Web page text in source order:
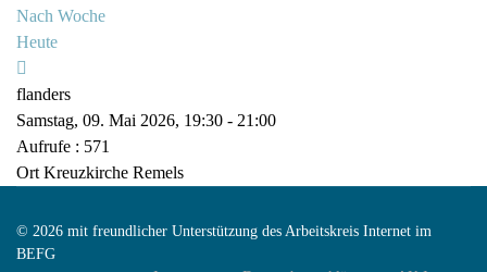
Nach Woche
Heute
flanders
Samstag, 09. Mai 2026, 19:30 - 21:00
Aufrufe : 571
Ort Kreuzkirche Remels
© 2026 mit freundlicher Unterstützung des Arbeitskreis Internet im
BEFG